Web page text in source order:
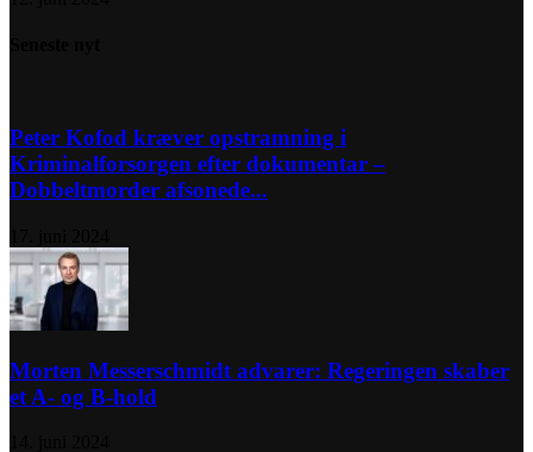
Peter Kofod kræver opstramning i
Kriminalforsorgen efter dokumentar –
Dobbeltmorder afsonede...
Morten Messerschmidt advarer: Regeringen skaber
et A- og B-hold